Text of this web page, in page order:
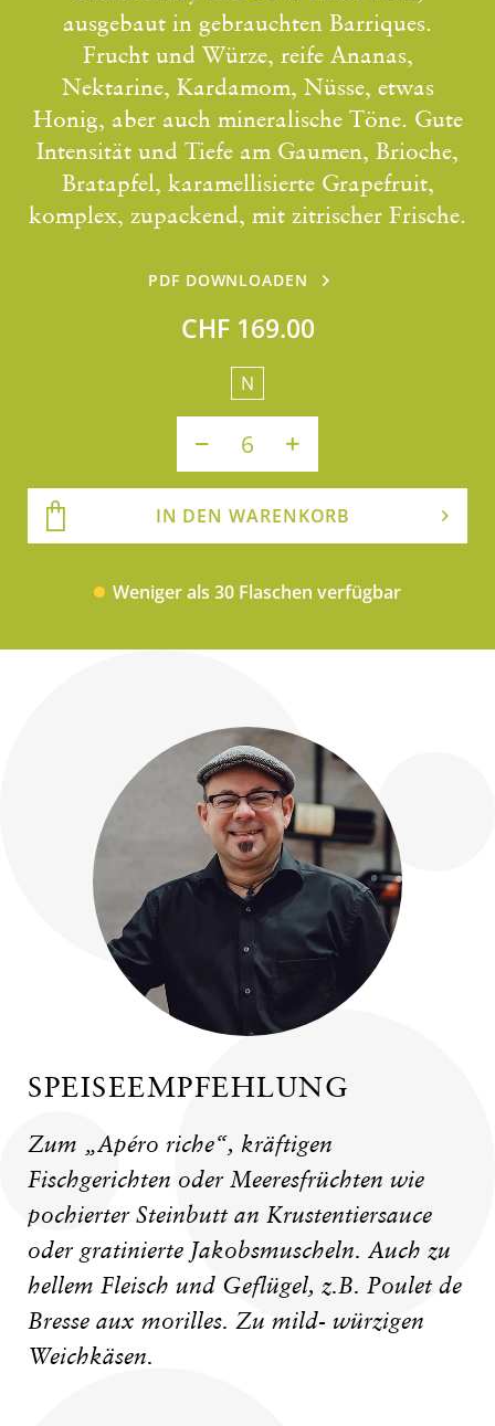
ausgebaut in gebrauchten Barriques.
Frucht und Würze, reife Ananas,
Nektarine, Kardamom, Nüsse, etwas
Honig, aber auch mineralische Töne. Gute
Intensität und Tiefe am Gaumen, Brioche,
Bratapfel, karamellisierte Grapefruit,
komplex, zupackend, mit zitrischer Frische.
PDF DOWNLOADEN
CHF 169.00
N
IN DEN WARENKORB
Weniger als 30 Flaschen verfügbar
SPEISEEMPFEHLUNG
Zum „Apéro riche“, kräftigen
Fischgerichten oder Meeresfrüchten wie
pochierter Steinbutt an Krustentiersauce
oder gratinierte Jakobsmuscheln. Auch zu
hellem Fleisch und Geflügel, z.B. Poulet de
Bresse aux morilles. Zu mild- würzigen
Weichkäsen.